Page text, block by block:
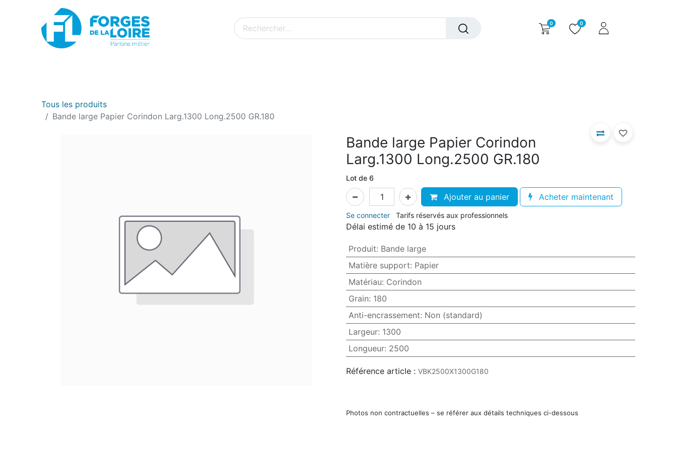
0 0
Tous les produits
Bande large Papier Corindon Larg.1300 Long.2500 GR.180
Bande large Papier Corindon
Larg.1300 Long.2500 GR.180
Lot de 6
Ajouter au panier Acheter maintenant
Se connecter Tarifs réservés aux professionnels
Délai estimé de 10 à 15 jours
Produit: Bande large
Matière support: Papier
Matériau: Corindon
Grain: 180
Anti-encrassement: Non (standard)
Largeur: 1300
Longueur: 2500
Référence article : VBK2500X1300G180
Photos non contractuelles – se référer aux détails techniques ci-dessous